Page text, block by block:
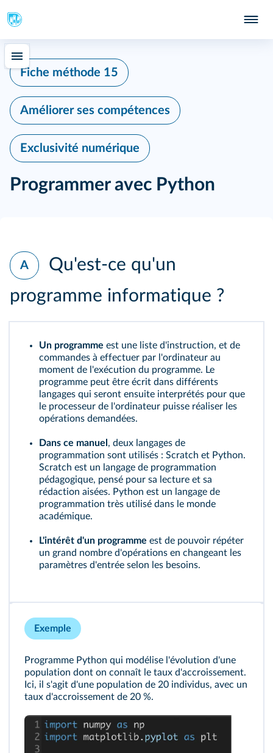
Fiche méthode 15
Améliorer ses compétences
Exclusivité numérique
Programmer avec Python
A
Qu'est-ce qu'un
programme informatique ?
Un programme est une liste d'instruction, et de
commandes à effectuer par l'ordinateur au
moment de l'exécution du programme. Le
programme peut être écrit dans différents
langages qui seront ensuite interprétés pour que
le processeur de l'ordinateur puisse réaliser les
opérations demandées.
Dans ce manuel , deux langages de
programmation sont utilisés : Scratch et Python.
Scratch est un langage de programmation
pédagogique, pensé pour sa lecture et sa
rédaction aisées. Python est un langage de
programmation très utilisé dans le monde
académique.
L'intérêt d'un programme est de pouvoir répéter
un grand nombre d'opérations en changeant les
paramètres d'entrée selon les besoins.
Exemple
Programme Python qui modélise l'évolution d'une
population dont on connaît le taux d'accroissement.
Ici, il s'agit d'une population de 20 individus, avec un
taux d'accroissement de 20 %.